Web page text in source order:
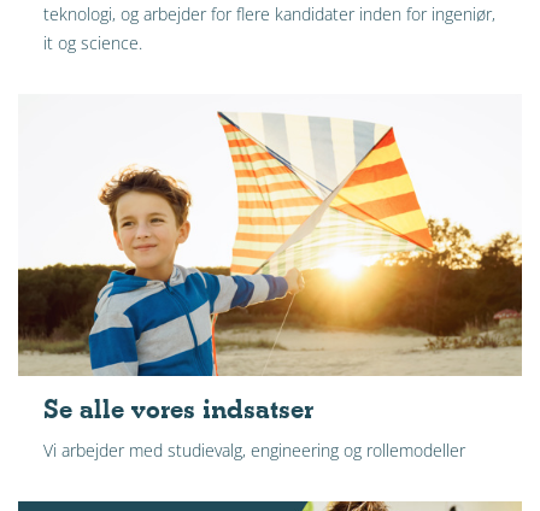
teknologi, og arbejder for flere kandidater inden for ingeniør,
it og science.
Se alle vores indsatser
Vi arbejder med studievalg, engineering og rollemodeller